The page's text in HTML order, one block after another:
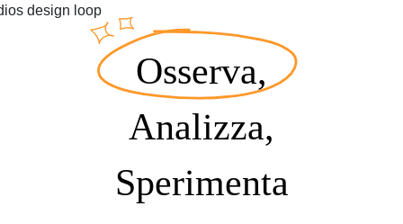
Osserva,
Analizza,
Sperimenta